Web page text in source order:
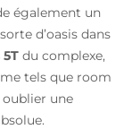
également un
d’oasis dans
5T du complexe,
tels que room
oublier une